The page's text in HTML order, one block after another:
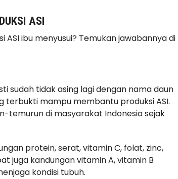
ASI
ibu menyusui? Temukan jawabannya di
sudah tidak asing lagi dengan nama daun
terbukti mampu membantu produksi ASI.
temurun di masyarakat Indonesia sejak
protein, serat, vitamin C, folat, zinc,
juga kandungan vitamin A, vitamin B
kondisi tubuh.